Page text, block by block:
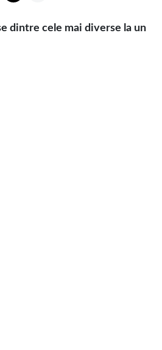
dintre cele mai diverse la un